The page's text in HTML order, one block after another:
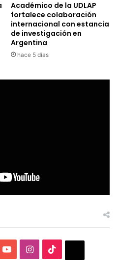
Académico de la UDLAP
fortalece colaboración
internacional con estancia
de investigación en
Argentina
hace 5 días
YouTubeInstagram